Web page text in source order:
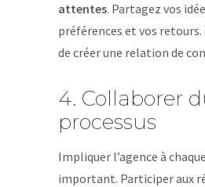
attentes. Partagez vos
préférences et vos
de créer une relation de
4. Collaborer
processus
Impliquer l’agence à
important. Participer aux